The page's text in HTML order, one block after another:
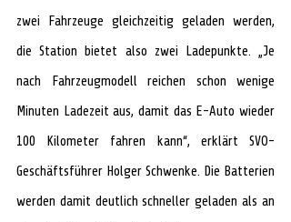
zwei Fahrzeuge gleichzeitig geladen werden,
die Station bietet also zwei Ladepunkte. „Je
nach Fahrzeugmodell reichen schon wenige
Minuten Ladezeit aus, damit das E-Auto wieder
100 Kilometer fahren kann“, erklärt SVO-
Geschäftsführer Holger Schwenke. Die Batterien
werden damit deutlich schneller geladen als an